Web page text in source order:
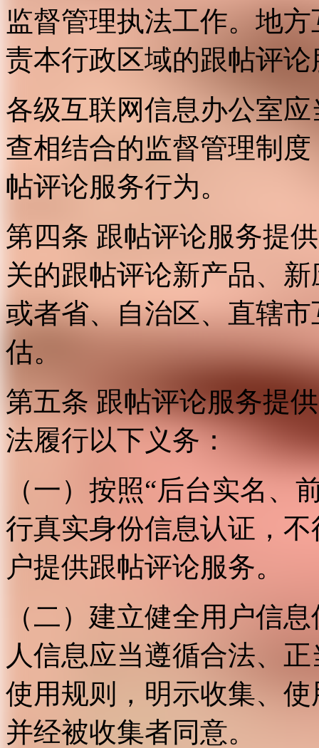
监督管理执法工作。地
责本行政区域的跟帖评
各级互联网信息办公室
查相结合的监督管理制
帖评论服务行为。
第四条 跟帖评论服务提
关的跟帖评论新产品、
或者省、自治区、直辖
估。
第五条 跟帖评论服务提
法履行以下义务：
（一）按照“后台实名、
行真实身份信息认证，
户提供跟帖评论服务。
（二）建立健全用户信
人信息应当遵循合法、
使用规则，明示收集、
并经被收集者同意。